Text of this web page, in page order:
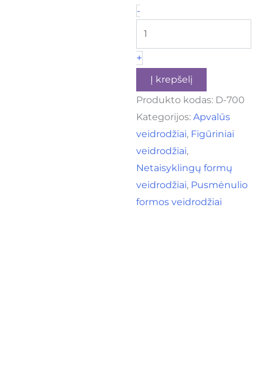
-
+
Į krepšelį
Produkto kodas: D-700
Kategorijos:Apvalūs
veidrodžiai, Figūriniai
veidrodžiai,
Netaisyklingų formų
veidrodžiai, Pusmėnulio
formos veidrodžiai